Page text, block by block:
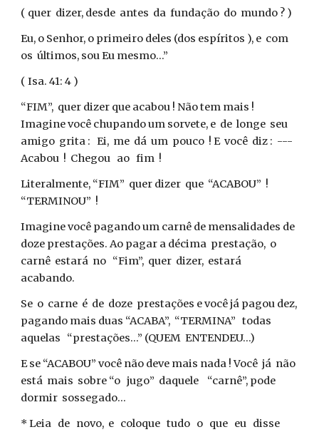
( quer dizer, desde antes da fundação do mundo ? )
Eu, o Senhor, o primeiro deles (dos espíritos ), e com
os últimos, sou Eu mesmo...”
( Isa. 41: 4 )
“FIM”, quer dizer que acabou ! Não tem mais !
Imagine você chupando um sorvete, e de longe seu
amigo grita : Ei, me dá um pouco ! E você diz : ---
Acabou ! Chegou ao fim !
Literalmente, “FIM” quer dizer que “ACABOU” !
“TERMINOU” !
Imagine você pagando um carnê de mensalidades de
doze prestações. Ao pagar a décima prestação, o
carnê estará no “Fim”, quer dizer, estará
acabando.
Se o carne é de doze prestações e você já pagou dez,
pagando mais duas “ACABA”, “TERMINA” todas
aquelas “prestações...” (QUEM ENTENDEU...)
E se “ACABOU” você não deve mais nada ! Você já não
está mais sobre “o jugo” daquele “carnê”, pode
dormir sossegado...
* Leia de novo, e coloque tudo o que eu disse